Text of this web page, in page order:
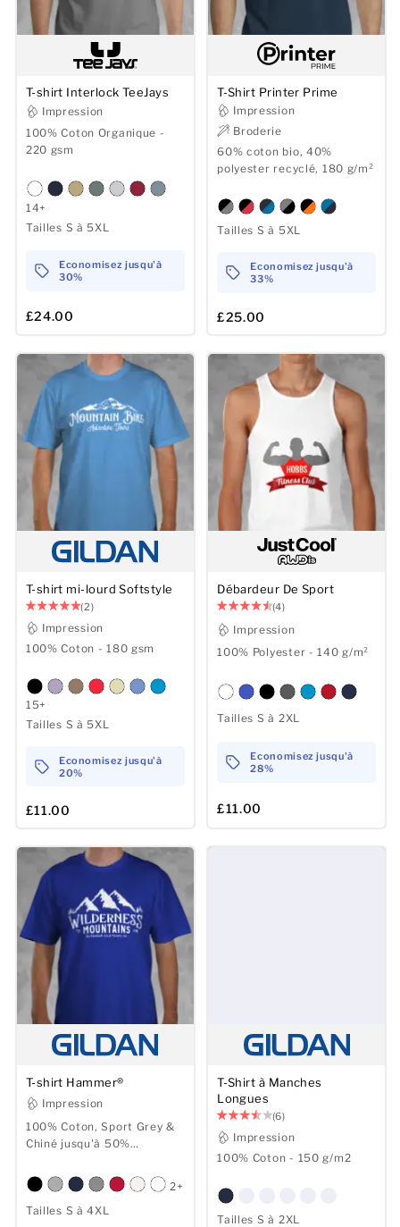
T-shirt Interlock TeeJays
Impression
100% Coton Organique -
220 gsm
14+
Tailles S à 5XL
Economisez jusqu'à
30%
£24.00
T-Shirt Printer Prime
Impression
Broderie
60% coton bio, 40%
polyester recyclé, 180 g/m²
Tailles S à 5XL
Economisez jusqu'à
33%
£25.00
T-shirt mi-lourd Softstyle
(2)
Impression
100% Coton - 180 gsm
15+
Tailles S à 5XL
Economisez jusqu'à
20%
£11.00
Débardeur De Sport
(4)
Impression
100% Polyester - 140 g/m²
Tailles S à 2XL
Economisez jusqu'à
28%
£11.00
T-shirt Hammer®
Impression
100% Coton, Sport Grey &
Chiné jusqu'à 50%
2+
Tailles S à 4XL
T-Shirt à Manches
Longues
(6)
Impression
100% Coton - 150 g/m2
Tailles S à 2XL